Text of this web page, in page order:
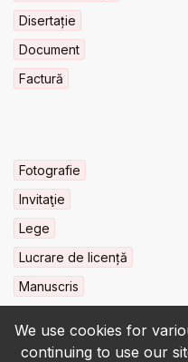
We use cookies for
continuing to use our
Disertație
Document
Factură
Fotografie
Invitaţie
Lege
Lucrare de licență
Manuscris